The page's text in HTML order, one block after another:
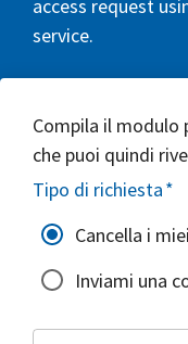
access request
service.
Compila il modulo
che puoi quindi
Tipo di richiesta*
Cancella i
Inviami una